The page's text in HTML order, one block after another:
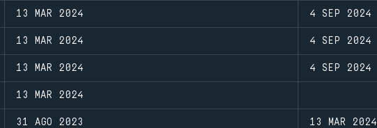
13 MAR 2024 4 SEP 2024
13 MAR 2024 4 SEP 2024
13 MAR 2024 4 SEP 2024
13 MAR 2024
31 AGO 2023 13 MAR 2024